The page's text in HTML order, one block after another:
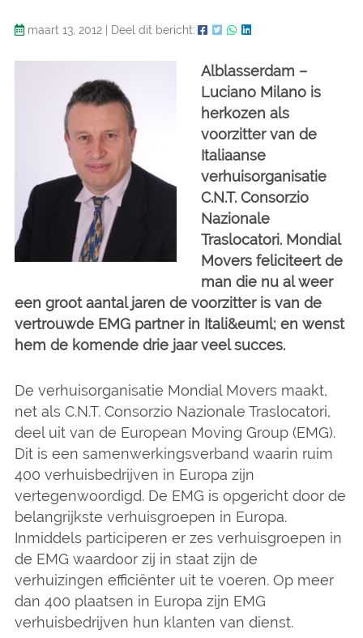
maart 13, 2012 Deel dit bericht:
Alblasserdam –
Luciano Milano is
herkozen als
voorzitter van de
Italiaanse
verhuisorganisatie
C.N.T. Consorzio
Nazionale
Traslocatori. Mondial
Movers feliciteert de
man die nu al weer
een groot aantal jaren de voorzitter is van de
vertrouwde EMG partner in Itali&euml; en wenst
hem de komende drie jaar veel succes.
De verhuisorganisatie Mondial Movers maakt,
net als C.N.T. Consorzio Nazionale Traslocatori,
deel uit van de European Moving Group (EMG).
Dit is een samenwerkingsverband waarin ruim
400 verhuisbedrijven in Europa zijn
vertegenwoordigd. De EMG is opgericht door de
belangrijkste verhuisgroepen in Europa.
Inmiddels participeren er zes verhuisgroepen in
de EMG waardoor zij in staat zijn de
verhuizingen efficiënter uit te voeren. Op meer
dan 400 plaatsen in Europa zijn EMG
verhuisbedrijven hun klanten van dienst.